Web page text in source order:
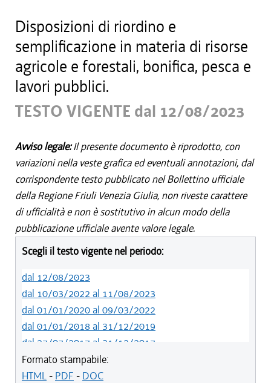
Disposizioni di riordino e
semplificazione in materia di risorse
agricole e forestali, bonifica, pesca e
lavori pubblici.
TESTO VIGENTE dal 12/08/2023
Avviso legale:Il presente documento è riprodotto, con
variazioni nella veste grafica ed eventuali annotazioni, dal
corrispondente testo pubblicato nel Bollettino ufficiale
della Regione Friuli Venezia Giulia, non riveste carattere
di ufficialità e non è sostitutivo in alcun modo della
pubblicazione ufficiale avente valore legale.
Scegli il testo vigente nel periodo:
dal 12/08/2023
dal 10/03/2022 al 11/08/2023
dal 01/01/2020 al 09/03/2022
dal 01/01/2018 al 31/12/2019
dal 27/07/2017 al 31/12/2017
dal 13/01/2016 al 26/07/2017
dal 07/01/2015 al 12/01/2016
Formato stampabile:
HTML- PDF - DOC